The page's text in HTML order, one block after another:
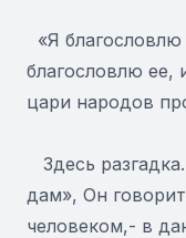
«Я
благословлю ее,
цари народов
Здесь
дам», Он
человеком,- в